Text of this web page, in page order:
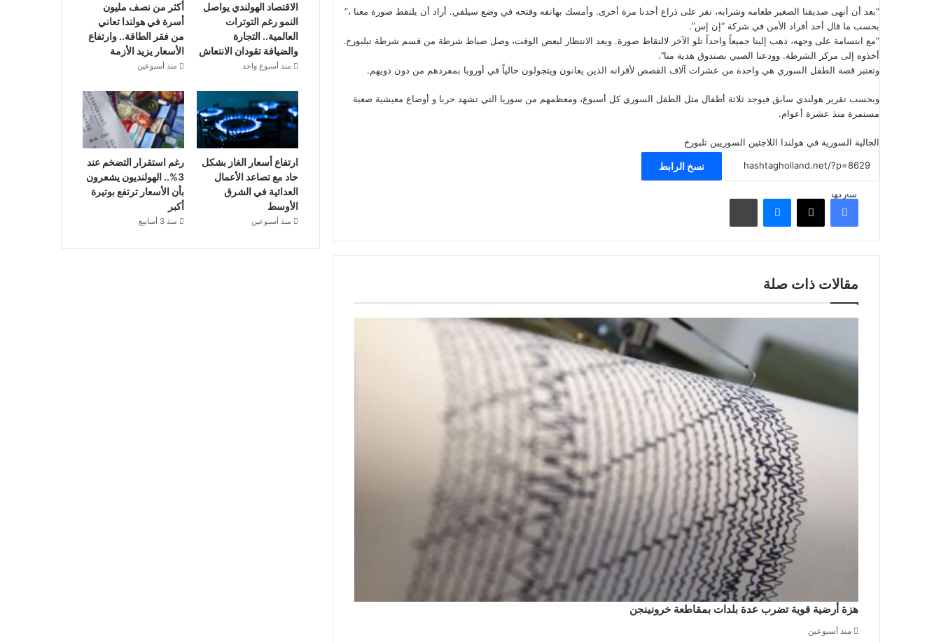
“بعد أن أنهى صديقنا الصغير طعامه وشرابه، نقر على ذراع أحدنا مرة أخرى. وأمسك بهاتفه وفتحه في وضع سيلفي. أراد أن يلتقط صورة معنا ،”
بحسب ما قال أحد أفراد الأمن في شركة “إن إس”.
“مع ابتسامة على وجهه، ذهب إلينا جميعاً واحداً تلو الآخر لالتقاط صورة. وبعد الانتظار لبعض الوقت، وصل ضباط شرطة من قسم شرطة تيلبورخ.
أخذوه إلى مركز الشرطة. وودعنا الصبي بصندوق هدية منا”.
وتعتبر قصة الطفل السوري هي واحدة من عشرات آلاف القصص لأقرانه الذين يعانون ويتجولون حالياً في أوروبا بمفردهم من دون ذويهم.
وبحسب تقرير هولندي سابق فيوجد ثلاثة أطفال مثل الطفل السوري كل أسبوع، ومعظمهم من سوريا التي تشهد حربا و أوضاع معيشية صعبة
مستمرة منذ عشرة أعوام.
الجالية السورية في هولندا اللاجئين السوريين تلبورخ
نسخ الرابط
شاركهافيسبوك ‫X ماسنجر مشاركة عبر البريد
مقالات ذات صلة
هزة أرضية قوية تضرب عدة بلدات بمقاطعة خرونينجن
منذ أسبوعين
الاقتصاد الهولندي يواصل
النمو رغم التوترات
العالمية.. التجارة
والضيافة تقودان الانتعاش
منذ أسبوع واحد
أكثر من نصف مليون
أسرة في هولندا تعاني
من فقر الطاقة.. وارتفاع
الأسعار يزيد الأزمة
منذ أسبوعين
ارتفاع أسعار الغاز بشكل
حاد مع تصاعد الأعمال
العدائية في الشرق
الأوسط
منذ أسبوعين
رغم استقرار التضخم عند
3%.. الهولنديون يشعرون
بأن الأسعار ترتفع بوتيرة
أكبر
منذ 3 أسابيع